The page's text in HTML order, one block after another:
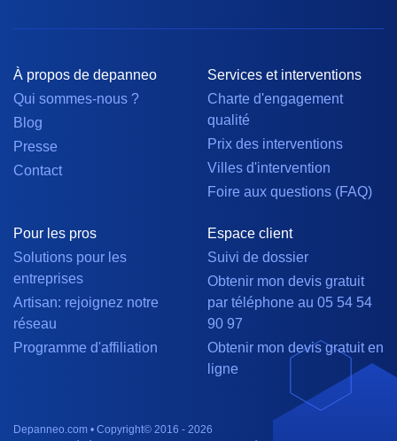
À propos de depanneo
Qui sommes-nous ?
Blog
Presse
Contact
Services et interventions
Charte d'engagement
qualité
Prix des interventions
Villes d'intervention
Foire aux questions (FAQ)
Pour les pros
Solutions pour les
entreprises
Artisan: rejoignez notre
réseau
Programme d'affiliation
Espace client
Suivi de dossier
Obtenir mon devis gratuit
par téléphone au 05 54 54
90 97
Obtenir mon devis gratuit en
ligne
Depanneo.com • Copyright© 2016 - 2026